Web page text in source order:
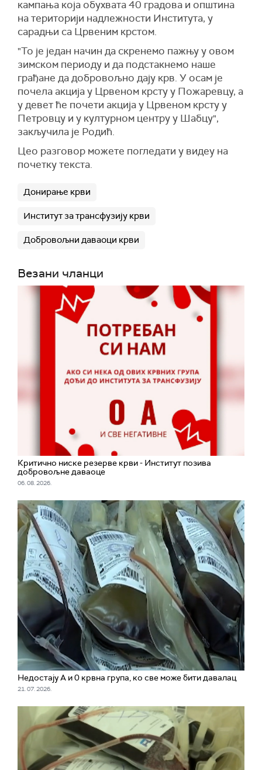
кампања која обухвата 40 градова и општина
на територији надлежности Института, у
сарадњи са Црвеним крстом.
"То је један начин да скренемо пажњу у овом
зимском периоду и да подстакнемо наше
грађане да добровољно дају крв. У осам је
почела акција у Црвеном крсту у Пожаревцу, а
у девет ће почети акција у Црвеном крсту у
Петровцу и у културном центру у Шабцу",
закључила је Родић.
Цео разговор можете погледати у видеу на
почетку текста.
Донирање крви
Институт за трансфузију крви
Добровољни даваоци крви
Везани чланци
Критично ниске резерве крви - Институт позива
добровољне даваоце
06. 08. 2026.
Недостају А и 0 крвна група, ко све може бити давалац
21. 07. 2026.